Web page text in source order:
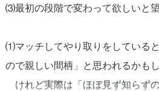
が体型について話したくないと感
ることが大切です。
⑶最初の段階で変わって欲しいと
⑴マッチしてやり取りをしている
ので親しい間柄」と思われるかもし
けれど実際は「ほぼ見ず知らず